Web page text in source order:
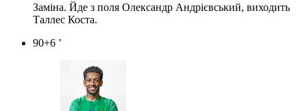
Заміна. Йде з поля Олександр Андрієвський, виходить
Таллес Коста.
90+6 ’